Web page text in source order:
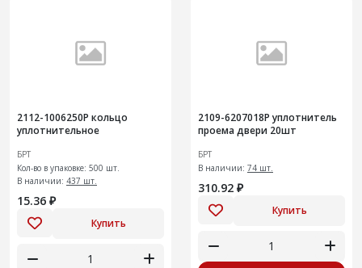
2112-1006250Р кольцо
уплотнительное
БРТ
Кол-во в упаковке: 500 шт.
В наличии: 437 шт.
15.36 ₽
Купить
2109-6207018Р уплотнитель
проема двери 20шт
БРТ
В наличии: 74 шт.
310.92 ₽
Купить